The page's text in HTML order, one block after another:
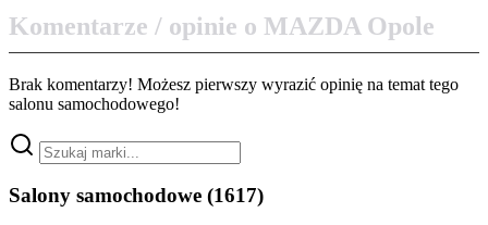
Komentarze / opinie o MAZDA Opole
Brak komentarzy! Możesz pierwszy wyrazić opinię na temat tego
salonu samochodowego!
Salony samochodowe (1617)